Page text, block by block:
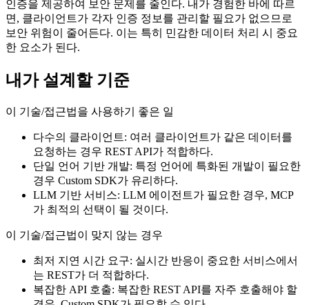
인증을 제공하여 보안 문제를 줄인다. 내가 경험한 바에 따르
면, 클라이언트가 각자 인증 정보를 관리할 필요가 없으므로
보안 위험이 줄어든다. 이는 특히 민감한 데이터 처리 시 중요
한 요소가 된다.
내가 설계할 기준
이 기술/접근법을 사용하기 좋은 일
다수의 클라이언트: 여러 클라이언트가 같은 데이터를
요청하는 경우 REST API가 적합하다.
단일 언어 기반 개발: 특정 언어에 특화된 개발이 필요한
경우 Custom SDK가 유리하다.
LLM 기반 서비스: LLM 에이전트가 필요한 경우, MCP
가 최적의 선택이 될 것이다.
이 기술/접근법이 맞지 않는 경우
최저 지연 시간 요구: 실시간 반응이 중요한 서비스에서
는 REST가 더 적합하다.
복잡한 API 호출: 복잡한 REST API를 자주 호출해야 할